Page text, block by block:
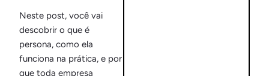
Neste post, você vai
descobrir o que é
persona, como ela
funciona na prática, e por
que toda empresa